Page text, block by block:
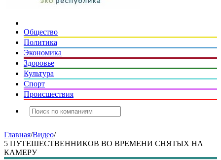
Общество
Политика
Экономика
Здоровье
Культура
Спорт
Происшествия
Главная/Видео/
5 ПУТЕШЕСТВЕННИКОВ ВО ВРЕМЕНИ СНЯТЫХ НА
КАМЕРУ